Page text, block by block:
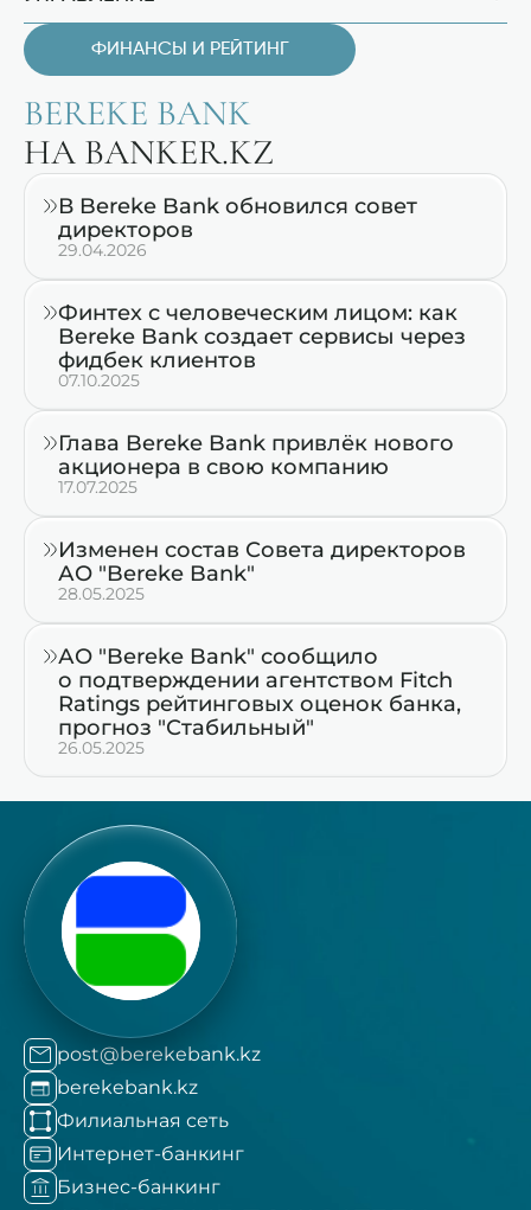
ФИНАНСЫ И РЕЙТИНГ
BEREKE BANK
НА BANKER.KZ
В Bereke Bank обновился совет
директоров
29.04.2026
Финтех с человеческим лицом: как
Bereke Bank создает сервисы через
фидбек клиентов
07.10.2025
Глава Bereke Bank привлёк нового
акционера в свою компанию
17.07.2025
Изменен состав Совета директоров
АО "Bereke Bank"
28.05.2025
АО "Bereke Bank" сообщило
о подтверждении агентством Fitch
Ratings рейтинговых оценок банка,
прогноз "Стабильный"
26.05.2025
post@berekebank.kz
berekebank.kz
Филиальная сеть
Интернет-банкинг
Бизнес-банкинг